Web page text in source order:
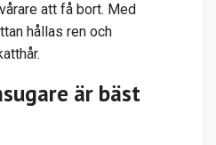
att få bort. Med
hållas ren och
är bäst